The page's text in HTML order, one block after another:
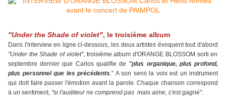
"Under the Shade of violet", le troisième album
Dans l'interview en ligne ci-dessous, les deux artistes évoquent tout d'abord
"Under the Shade of violet", troisième album d'ORANGE BLOSSOM sorti en
septembre dernier que Carlos qualifie de "plus organique, plus profond,
plus personnel que les précédents." A son sens la voix est un instrument
qui doit faire passer l'émotion avant la parole. Chaque chanson correspond
à un sentiment, "si l'auditeur ne comprend pas mais aime, c'est gagné".